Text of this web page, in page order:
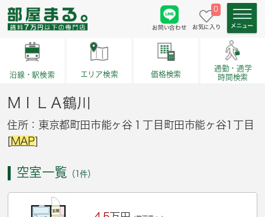
お問い合わせ
0
お気に入り
沿線・駅検索 エリア検索 価格検索
通勤・通学
時間検索
ＭＩＬＡ鶴川
住所：東京都町田市能ヶ谷１丁目町田市能ヶ谷1丁目
[MAP]
空室一覧 （1件）